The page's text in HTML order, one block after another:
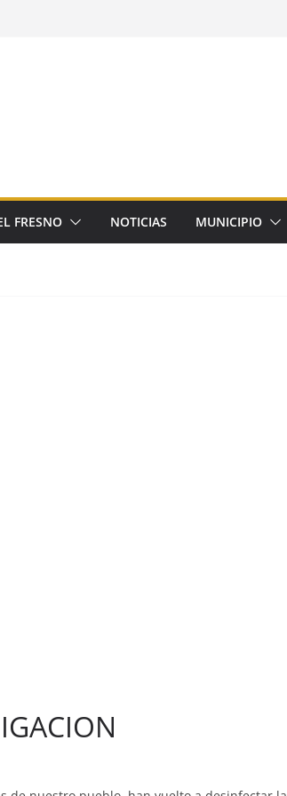
FRESNO NOTICIAS MUNICIPIO